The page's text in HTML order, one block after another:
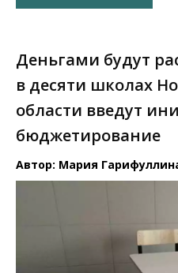
Деньгами будут
в десяти школах
области введут
бюджетирование
Автор: Мария